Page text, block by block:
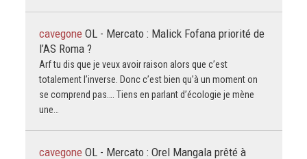
cavegone OL - Mercato : Malick Fofana priorité de
l’AS Roma ?
Arf tu dis que je veux avoir raison alors que c’est
totalement l’inverse. Donc c’est bien qu’à un moment on
se comprend pas…. Tiens en parlant d’écologie je mène
une…
cavegone OL - Mercato : Orel Mangala prêté à